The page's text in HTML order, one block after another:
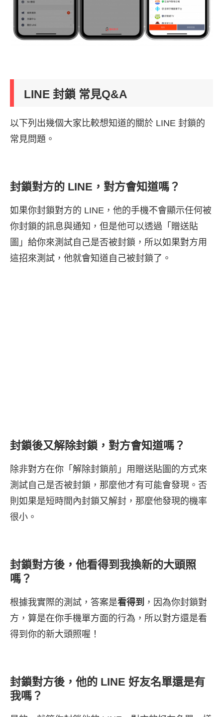
LINE 封鎖 常見Q&A
以下列出幾個大家比較想知道的關於 LINE 封鎖的
常見問題。
封鎖對方的 LINE，對方會知道嗎？
如果你封鎖對方的 LINE，他的手機不會顯示任何被
你封鎖的訊息與通知，但是他可以透過「贈送貼
圖」給你來測試自己是否被封鎖，所以如果對方用
這招來測試，他就會知道自己被封鎖了。
封鎖後又解除封鎖，對方會知道嗎？
除非對方在你「解除封鎖前」用贈送貼圖的方式來
測試自己是否被封鎖，那麼他才有可能會發現。否
則如果是短時間內封鎖又解封，那麼他發現的機率
很小。
封鎖對方後，他看得到我換新的大頭照
嗎？
根據我實際的測試，答案是看得到 ，因為你封鎖對
方，算是在你手機單方面的行為，所以對方還是看
得到你的新大頭照喔！
封鎖對方後，他的 LINE 好友名單還是有
我嗎？